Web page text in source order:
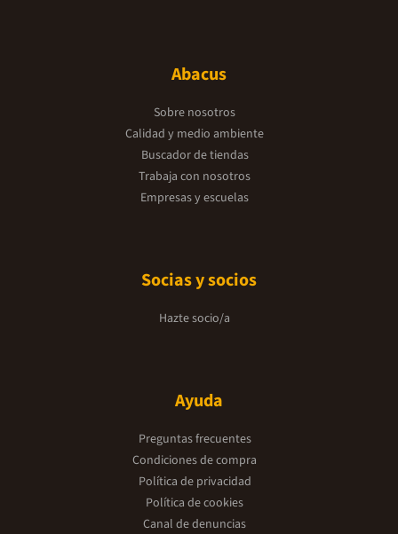
Abacus
Sobre nosotros
Calidad y medio ambiente
Buscador de tiendas
Trabaja con nosotros
Empresas y escuelas
Socias y socios
Hazte socio/a
Ayuda
Preguntas frecuentes
Condiciones de compra
Política de privacidad
Política de cookies
Canal de denuncias